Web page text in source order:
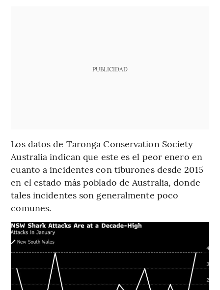
PUBLICIDAD
Los datos de Taronga Conservation Society
Australia indican que este es el peor enero en
cuanto a incidentes con tiburones desde 2015
en el estado más poblado de Australia, donde
tales incidentes son generalmente poco
comunes.